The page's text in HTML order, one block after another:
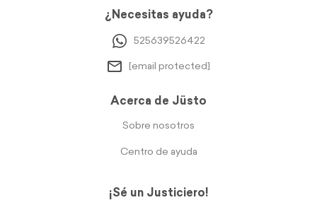
¿Necesitas ayuda?
525639526422
[email protected]
Acerca de Jüsto
Sobre nosotros
Centro de ayuda
¡Sé un Justiciero!